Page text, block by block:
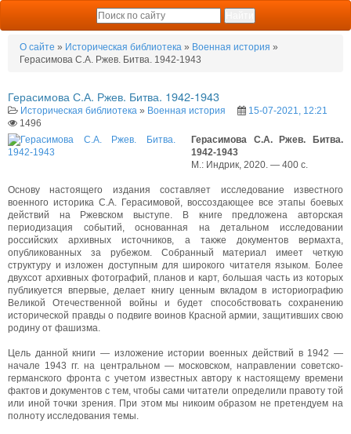
О сайте » Историческая библиотека » Военная история »
Герасимова С.А. Ржев. Битва. 1942-1943
Герасимова С.А. Ржев. Битва. 1942-1943
Историческая библиотека » Военная история
15-07-2021, 12:21
1496
Герасимова С.А. Ржев. Битва.
1942-1943
М.: Индрик, 2020. — 400 с.
Основу настоящего издания составляет исследование известного
военного историка С.А. Герасимовой, воссоздающее все этапы боевых
действий на Ржевском выступе. В книге предложена авторская
периодизация событий, основанная на детальном исследовании
российских архивных источников, а также документов вермахта,
опубликованных за рубежом. Собранный материал имеет четкую
структуру и изложен доступным для широкого читателя языком. Более
двухсот архивных фотографий, планов и карт, большая часть из которых
публикуется впервые, делает книгу ценным вкладом в историографию
Великой Отечественной войны и будет способствовать сохранению
исторической правды о подвиге воинов Красной армии, защитивших свою
родину от фашизма.
Цель данной книги — изложение истории военных действий в 1942 —
начале 1943 гг. на центральном — московском, направлении советско-
германского фронта с учетом известных автору к настоящему времени
фактов и документов с тем, чтобы сами читатели определили правоту той
или иной точки зрения. При этом мы никоим образом не претендуем на
полноту исследования темы.